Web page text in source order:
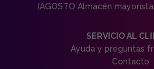
(AGOSTO Almacén
SERVICIO AL
Ayuda y preguntas
Contacto